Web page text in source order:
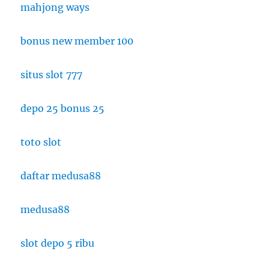
mahjong ways
bonus new member 100
situs slot 777
depo 25 bonus 25
toto slot
daftar medusa88
medusa88
slot depo 5 ribu